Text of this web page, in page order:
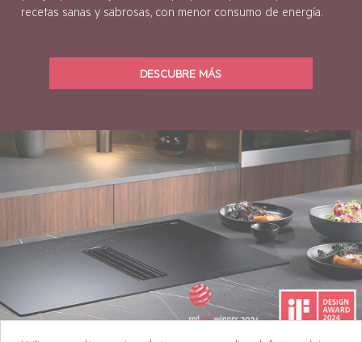
y deja que la IA ajuste el tiempo y la temperatura para unas